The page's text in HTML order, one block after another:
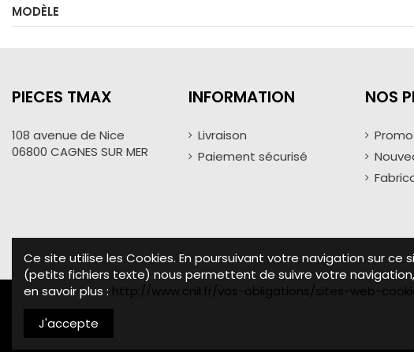
MODÈLE
PIECES TMAX
108 avenue de Nice
06800 CAGNES SUR MER
INFORMATION
Livraison
Paiement sécurisé
NOS
Ce site utilise les Cookies. En poursuivant votre navigation sur
(petits fichiers texte) nous permettent de suivre votre
en savoir plus : http://www.cnil.fr/vos-obligations/sites-web-
J'accepte